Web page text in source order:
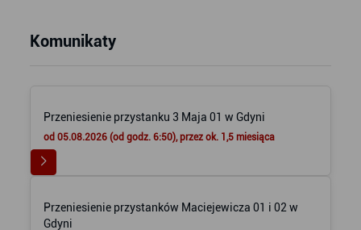
Komunikaty
Przeniesienie przystanku 3 Maja 01 w Gdyni
od 05.08.2026 (od godz. 6:50), przez ok. 1,5 miesiąca
Przeniesienie przystanków Maciejewicza 01 i 02 w
Gdyni